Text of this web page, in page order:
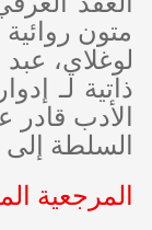
متون
لوغلاي،
ذاتية لـ
الأدب
السلطة
المرجعية